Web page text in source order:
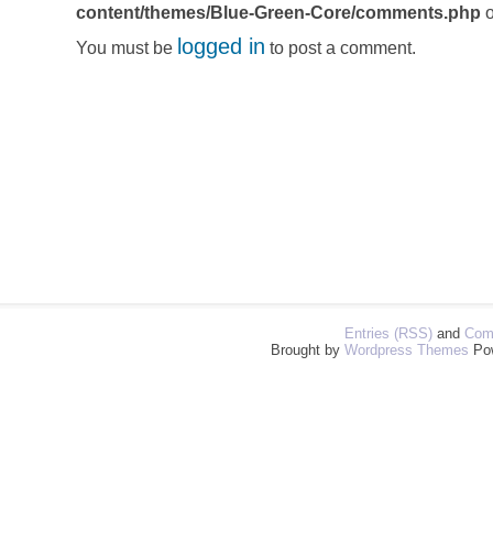
content/themes/Blue-Green-Core/comments.php
You must be logged in to post a comment.
Entries (RSS)and
Brought by Wordpress Themes